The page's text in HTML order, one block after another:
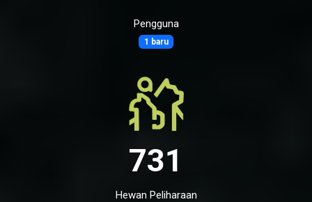
Pengguna
1 baru
731
Hewan Peliharaan